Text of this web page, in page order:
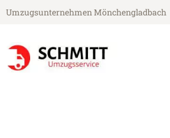
Umzugsunternehmen Mönchengladbach